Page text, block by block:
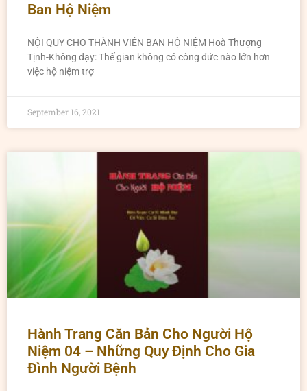
Ban Hộ Niệm
NỘI QUY CHO THÀNH VIÊN BAN HỘ NIỆM Hoà Thượng
Tịnh-Không dạy: Thế gian không có công đức nào lớn hơn
việc hộ niệm trợ
September 16, 2021
Hành Trang Căn Bản Cho Người Hộ
Niệm 04 – Những Quy Định Cho Gia
Đình Người Bệnh